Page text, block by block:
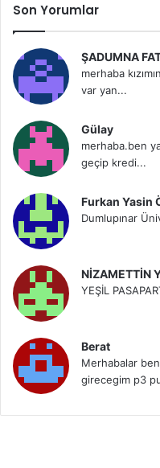
Son Yorumlar
ŞADUMNA
merhaba
var yan...
Gülay
merhaba.ben
geçip kredi...
Furkan Yasin
Dumlupınar
NİZAMETTİN
YEŞİL
Berat
Merhabalar
girecegim p3